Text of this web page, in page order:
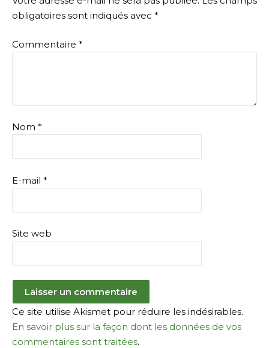
obligatoires sont indiqués avec *
Commentaire *
Nom *
E-mail *
Site web
Ce site utilise Akismet pour réduire les indésirables.
En savoir plus sur la façon dont les données de vos
commentaires sont traitées.